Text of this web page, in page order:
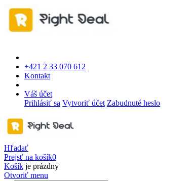
+421 2 33 070 612
Kontakt
Váš účet
Prihlásiť sa Vytvoriť účet Zabudnuté heslo
Hľadať
Prejsť na košík0
Košík je prázdny
Otvoriť menu